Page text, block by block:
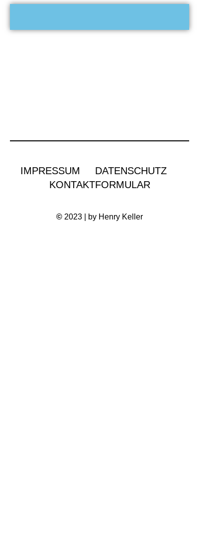
IMPRESSUM
DATENSCHUTZ
KONTAKTFORMULAR
© 2023 | by Henry Keller